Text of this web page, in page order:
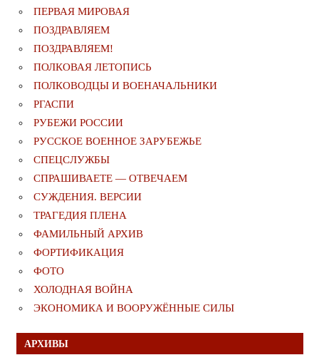
ПЕРВАЯ МИРОВАЯ
ПОЗДРАВЛЯЕМ
ПОЗДРАВЛЯЕМ!
ПОЛКОВАЯ ЛЕТОПИСЬ
ПОЛКОВОДЦЫ И ВОЕНАЧАЛЬНИКИ
РГАСПИ
РУБЕЖИ РОССИИ
РУССКОЕ ВОЕННОЕ ЗАРУБЕЖЬЕ
СПЕЦСЛУЖБЫ
СПРАШИВАЕТЕ — ОТВЕЧАЕМ
СУЖДЕНИЯ. ВЕРСИИ
ТРАГЕДИЯ ПЛЕНА
ФАМИЛЬНЫЙ АРХИВ
ФОРТИФИКАЦИЯ
ФОТО
ХОЛОДНАЯ ВОЙНА
ЭКОНОМИКА И ВООРУЖЁННЫЕ СИЛЫ
АРХИВЫ